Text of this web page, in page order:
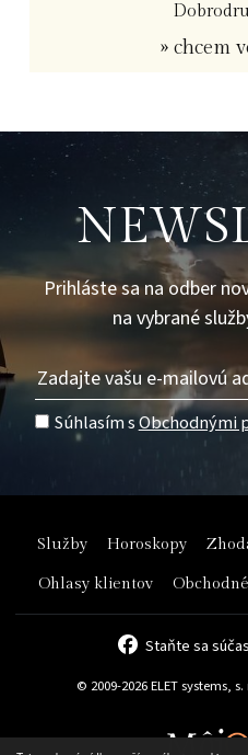
» chcem
Prihláste sa na odber
na vybrané
Súhlasím sObchodnými
Služby Horoskopy
Ohlasy klientov
Staňte sa
© 2009-2026 ELET systems,